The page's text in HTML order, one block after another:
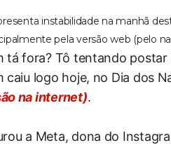
instabilidade na manhã
pela versão web (pelo
tá fora? Tô tentando postar
caiu logo hoje, no Dia dos
na internet).
a Meta, dona do